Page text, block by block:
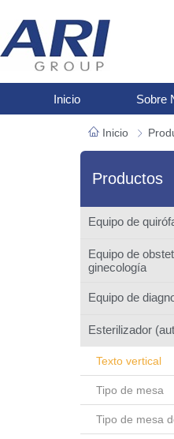
Inicio Sobre
Inicio
Productos
Equipo de
Equipo de
ginecología
Equipo de
Esterilizador
Texto vertical
Tipo de mesa
Tipo de mesa